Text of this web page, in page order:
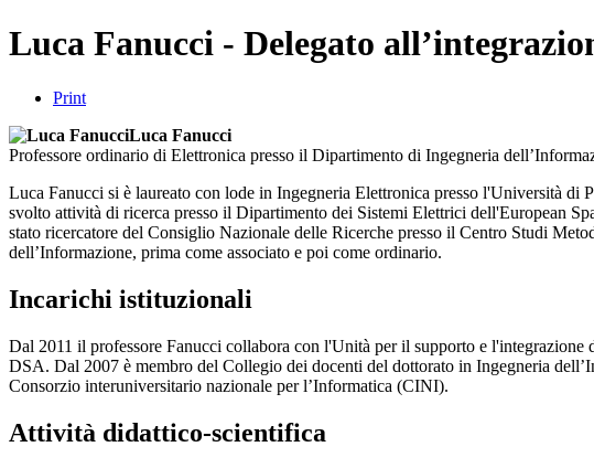
Luca Fanucci - Delegato
Print
Luca Fanucci
Professore ordinario di Elettronica presso il Dipartimento di Ingegneria
Luca Fanucci si è laureato con lode in Ingegneria Elettronica presso l'Università
svolto attività di ricerca presso il Dipartimento dei Sistemi Elettrici dell'European
stato ricercatore del Consiglio Nazionale delle Ricerche presso il Centro Studi
dell’Informazione, prima come associato e poi come ordinario.
Incarichi istituzionali
Dal 2011 il professore Fanucci collabora con l'Unità per il supporto e
DSA. Dal 2007 è membro del Collegio dei docenti del dottorato in Ingegneria
Consorzio interuniversitario nazionale per l’Informatica (CINI).
Attività didattico-scientifica